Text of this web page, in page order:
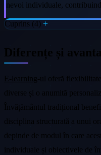
nevoi individuale,
Cuprins (4)
Diferențe și
E-learning-ul oferă
diverse și o anumită
Învățământul tradițional
disciplina structurată a unui
depinde de modul în care
individuale și obiectivele de